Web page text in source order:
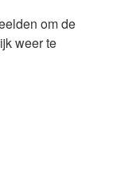
om de
weer te